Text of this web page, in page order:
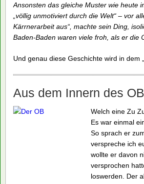
Ansonsten das gleiche Muster wie heute
„völlig unmotiviert durch die Welt“ – vor
Kärrnerarbeit aus“, machte sein Ding,
Baden-Baden waren viele froh, als er die
Und genau diese Geschichte wird in dem
Aus dem Innern des
Welch eine Zu
Es war einmal
So sprach er
verspreche ich
wollte er davon
versprochen
loswerden. Der